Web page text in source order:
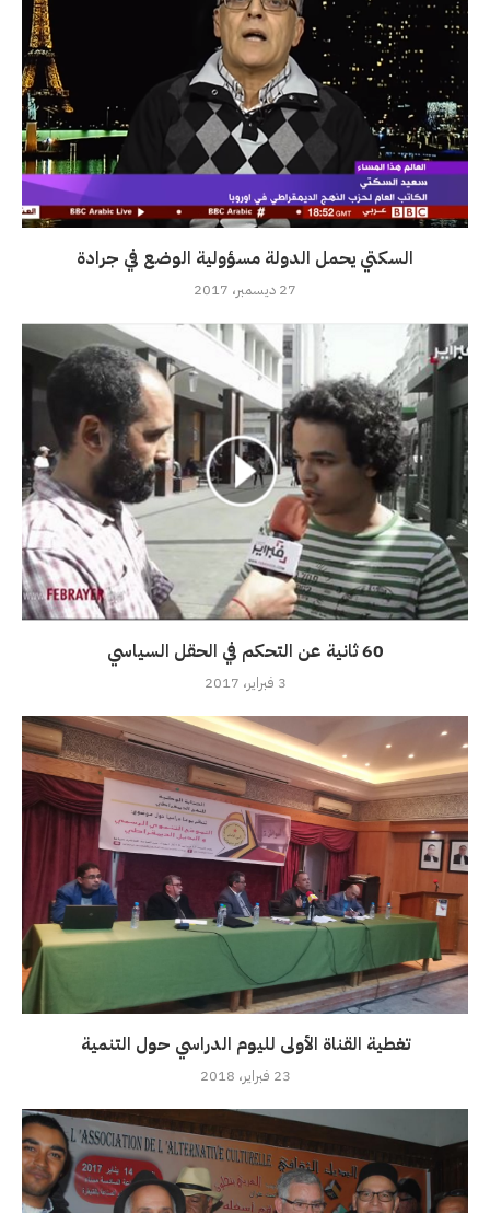
السكتي يحمل الدولة مسؤولية الوضع في جرادة
27 ديسمبر، 2017
60 ثانية عن التحكم في الحقل السياسي
3 فبراير، 2017
تغطية القناة الأولى لليوم الدراسي حول التنمية
23 فبراير، 2018